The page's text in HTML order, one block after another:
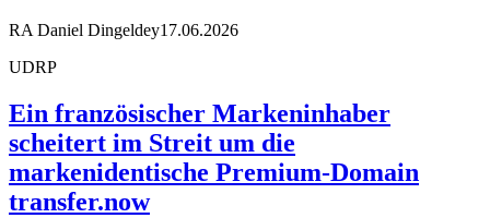
RA Daniel Dingeldey17.06.2026
UDRP
Ein französischer Markeninhaber
scheitert im Streit um die
markenidentische Premium-Domain
transfer.now